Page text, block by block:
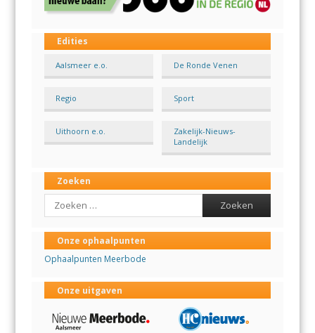
Edities
Aalsmeer e.o. De Ronde Venen
Regio Sport
Uithoorn e.o.
Zakelijk-Nieuws-
Landelijk
Zoeken
Search
Onze ophaalpunten
Ophaalpunten Meerbode
Onze uitgaven